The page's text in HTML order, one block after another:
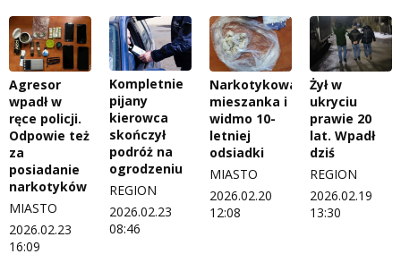
Agresor
wpadł w
ręce policji.
Odpowie też
za
posiadanie
narkotyków
MIASTO
2026.02.23
16:09
Kompletnie
pijany
kierowca
skończył
podróż na
ogrodzeniu
REGION
2026.02.23
08:46
Narkotykowa
mieszanka i
widmo 10-
letniej
odsiadki
MIASTO
2026.02.20
12:08
Żył w
ukryciu
prawie 20
lat. Wpadł
dziś
REGION
2026.02.19
13:30